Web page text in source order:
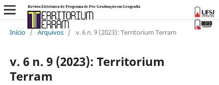
Início / Arquivos / v. 6 n. 9 (2023): Territorium Terram
v. 6 n. 9 (2023): Territorium
Terram